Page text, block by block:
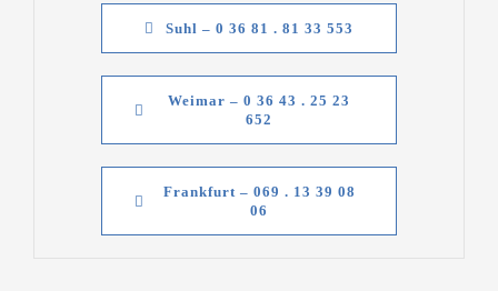
Suhl – 0 36 81 . 81 33 553
Weimar – 0 36 43 . 25 23
652
Frankfurt – 069 . 13 39 08
06